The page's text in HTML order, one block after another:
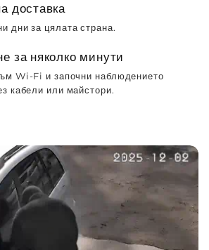
доставка
дни за цялата страна.
за няколко минути
Wi‑Fi и започни наблюдението
кабели или майстори.